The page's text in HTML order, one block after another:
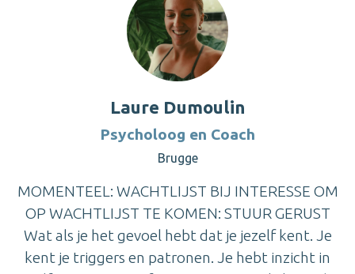
Laure Dumoulin
Psycholoog en Coach
Brugge
MOMENTEEL: WACHTLIJST BIJ INTERESSE OM
OP WACHTLIJST TE KOMEN: STUUR GERUST
Wat als je het gevoel hebt dat je jezelf kent. Je
kent je triggers en patronen. Je hebt inzicht in